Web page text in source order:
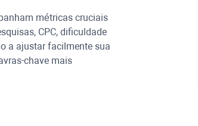
métricas cruciais
CPC, dificuldade
a ajustar facilmente sua
chave mais